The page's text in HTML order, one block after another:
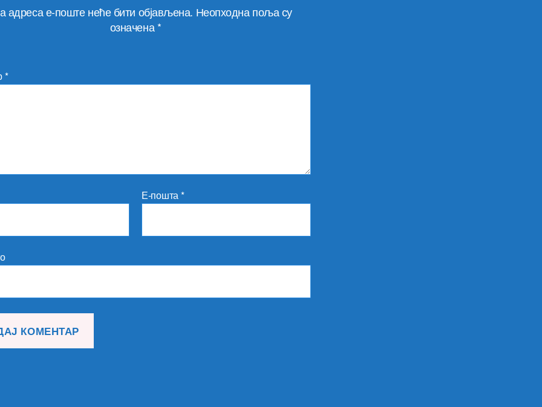
адреса е-поште неће бити објављена. Неопходна поља су
означена *
*
Е-пошта*